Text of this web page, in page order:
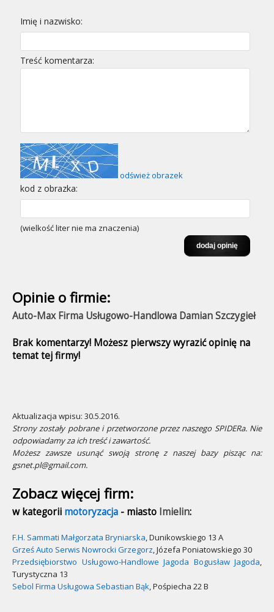
Imię i nazwisko:
Treść komentarza:
odśwież obrazek
kod z obrazka:
(wielkość liter nie ma znaczenia)
Opinie o firmie:
Auto-Max Firma Usługowo-Handlowa Damian Szczygieł
Brak komentarzy! Możesz pierwszy wyrazić opinię na
temat tej firmy!
Aktualizacja wpisu: 30.5.2016.
Strony zostały pobrane i przetworzone przez naszego SPIDERa. Nie
odpowiadamy za ich treść i zawartość.
Możesz zawsze usunąć swoją stronę z naszej bazy pisząc na:
gsnet.pl@gmail.com.
Zobacz więcej firm:
w kategorii motoryzacja - miasto Imielin:
F.H. Sammati Małgorzata Bryniarska, Dunikowskiego 13 A
Grześ Auto Serwis Nowrocki Grzegorz, Józefa Poniatowskiego 30
Przedsiębiorstwo Usługowo-Handlowe Jagoda Bogusław Jagoda,
Turystyczna 13
Sebol Firma Usługowa Sebastian Bąk, Pośpiecha 22 B